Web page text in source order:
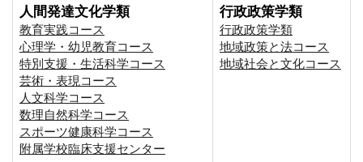
人間発達文化学類
教育実践コース
心理学・幼児教育コース
特別支援・生活科学コース
芸術・表現コース
人文科学コース
数理自然科学コース
スポーツ健康科学コース
附属学校臨床支援センター
行政政策学類
行政政策学類
地域政策と法コース
地域社会と文化コース